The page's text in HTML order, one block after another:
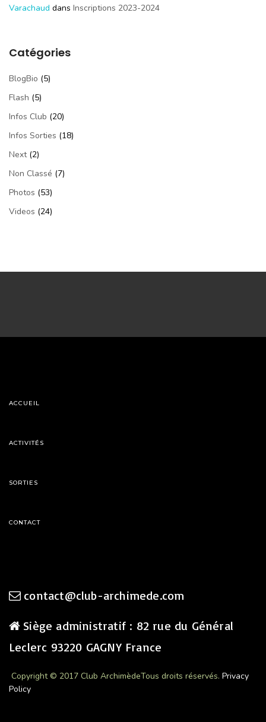
Varachaud dans Inscriptions 2023-2024
Catégories
BlogBio (5)
Flash (5)
Infos Club (20)
Infos Sorties (18)
Next(2)
Non Classé (7)
Photos (53)
Videos (24)
ACCUEIL
ACTIVITÉS
SORTIES
CONTACT
contact@club-archimede.com
Siège administratif : 82 rue du Général
Leclerc 93220 GAGNY France
Copyright © 2017 Club ArchimèdeTous droits réservés. Privacy
Policy